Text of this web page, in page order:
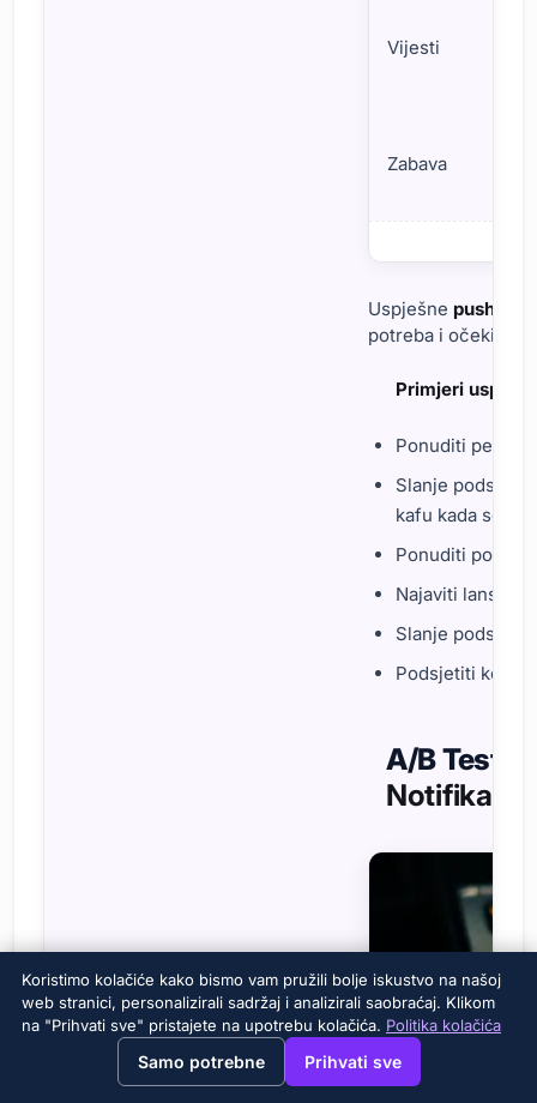
View this page in English? ×
Vijesti
Zabava
Uspješne push
potreba i
Primjeri
Ponuditi
Slanje
kafu kada se
Ponuditi
Najaviti
Slanje
Podsjetiti
A/B
Koristimo kolačiće kako bismo vam pružili bolje iskustvo na našoj
web stranici, personalizirali sadržaj i analizirali saobraćaj. Klikom
na "Prihvati sve" pristajete na upotrebu kolačića. Politika kolačića
Samo potrebne Prihvati sve